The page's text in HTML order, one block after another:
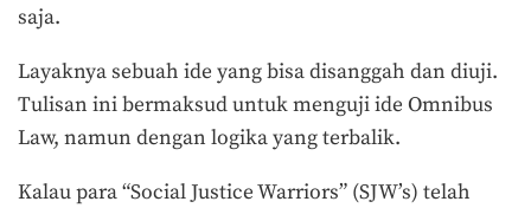
saja.
Layaknya sebuah ide yang bisa disanggah dan diuji.
Tulisan ini bermaksud untuk menguji ide Omnibus
Law, namun dengan logika yang terbalik.
Kalau para “Social Justice Warriors” (SJW’s) telah